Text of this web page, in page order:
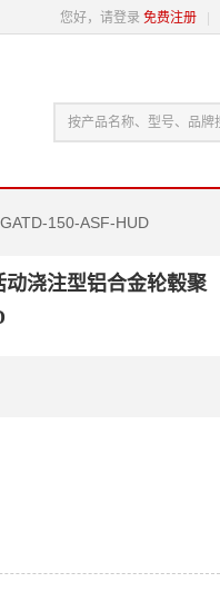
您好，请登录 免费注册
150-ASF-HUD
浇注型铝合金轮毂聚